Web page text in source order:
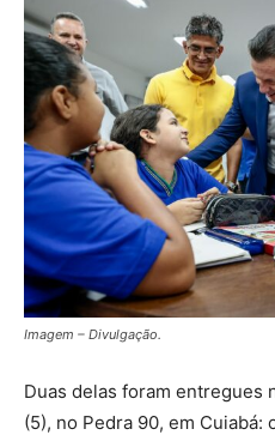
Imagem – Divulgação.
Duas delas foram entregues
(5), no Pedra 90, em Cuiabá: